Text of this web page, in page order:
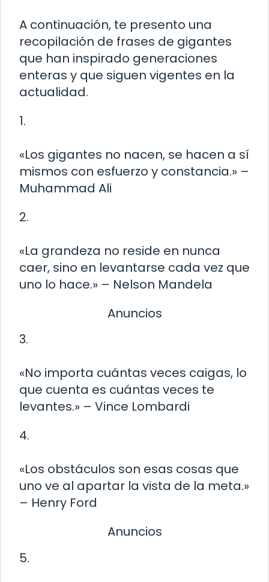
A continuación, te presento una
recopilación de frases de gigantes
que han inspirado generaciones
enteras y que siguen vigentes en la
actualidad.
1.
«Los gigantes no nacen, se hacen a sí
mismos con esfuerzo y constancia.» –
Muhammad Ali
2.
«La grandeza no reside en nunca
caer, sino en levantarse cada vez que
uno lo hace.» – Nelson Mandela
Anuncios
3.
«No importa cuántas veces caigas, lo
que cuenta es cuántas veces te
levantes.» – Vince Lombardi
4.
«Los obstáculos son esas cosas que
uno ve al apartar la vista de la meta.»
– Henry Ford
Anuncios
5.